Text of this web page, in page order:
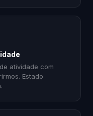
atividade com
Estado